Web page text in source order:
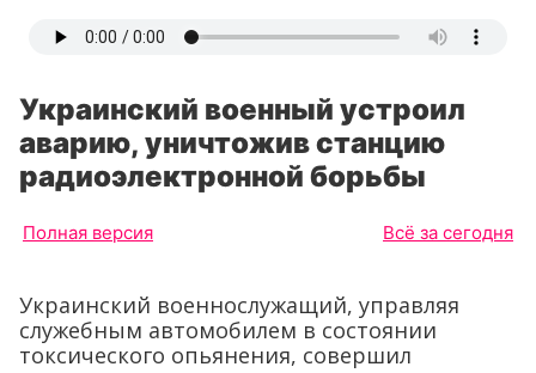
Украинский военный устроил
аварию, уничтожив станцию
радиоэлектронной борьбы
Полная версия Всё за сегодня
Украинский военнослужащий, управляя
служебным автомобилем в состоянии
токсического опьянения, совершил